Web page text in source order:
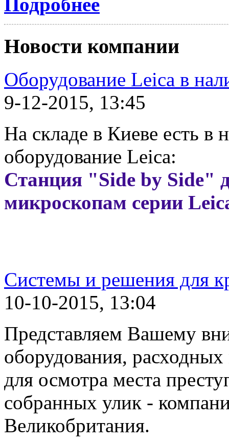
Новости компании
Оборудование Leica в
9-12-2015, 13:45
На складе в Киеве есть в
оборудование Leica:
Станция "Side by Side"
микроскопам серии
Системы и решения для
10-10-2015, 13:04
Представляем Вашему
оборудования,
для осмотра места
собранных улик -
Великобритания.